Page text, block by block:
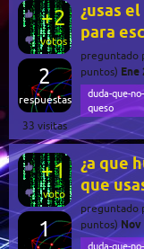
+2
votos
2
respuestas
33 visitas
¿usas
para
preguntado
puntos) Ene
duda-que-
queso
+1
voto
1
¿a que
que
preguntado
puntos) Nov
duda-que-